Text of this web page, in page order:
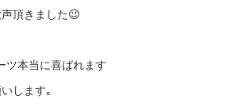
頂きました😉
ツ本当に喜ばれます
します｡